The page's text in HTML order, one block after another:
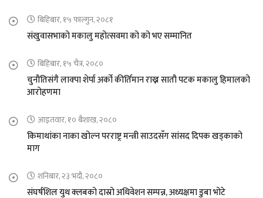
बिहिबार, १५ फाल्गुन, २०८१
संखुवासभाको मकालु महोत्सवमा को को भए सम्मानित
बिहिबार, १५ चैत्र, २०८०
चुनौतिसंगै लाक्पा शेर्पा अर्को कीर्तिमान राख्न सातौ पटक मकालु हिमालको
आरोहणमा
आइतवार, १० बैशाख, २०८०
किमाथांका नाका खोल्न परराष्ट्र मन्त्री साउदसँग सांसद दिपक खड्काको
माग
शनिबार, २३ भदौ, २०८०
संघर्षशिल युथ क्लबको दास्रो अधिवेशन सम्पन्न, अध्यक्षमा डुबा भोटे